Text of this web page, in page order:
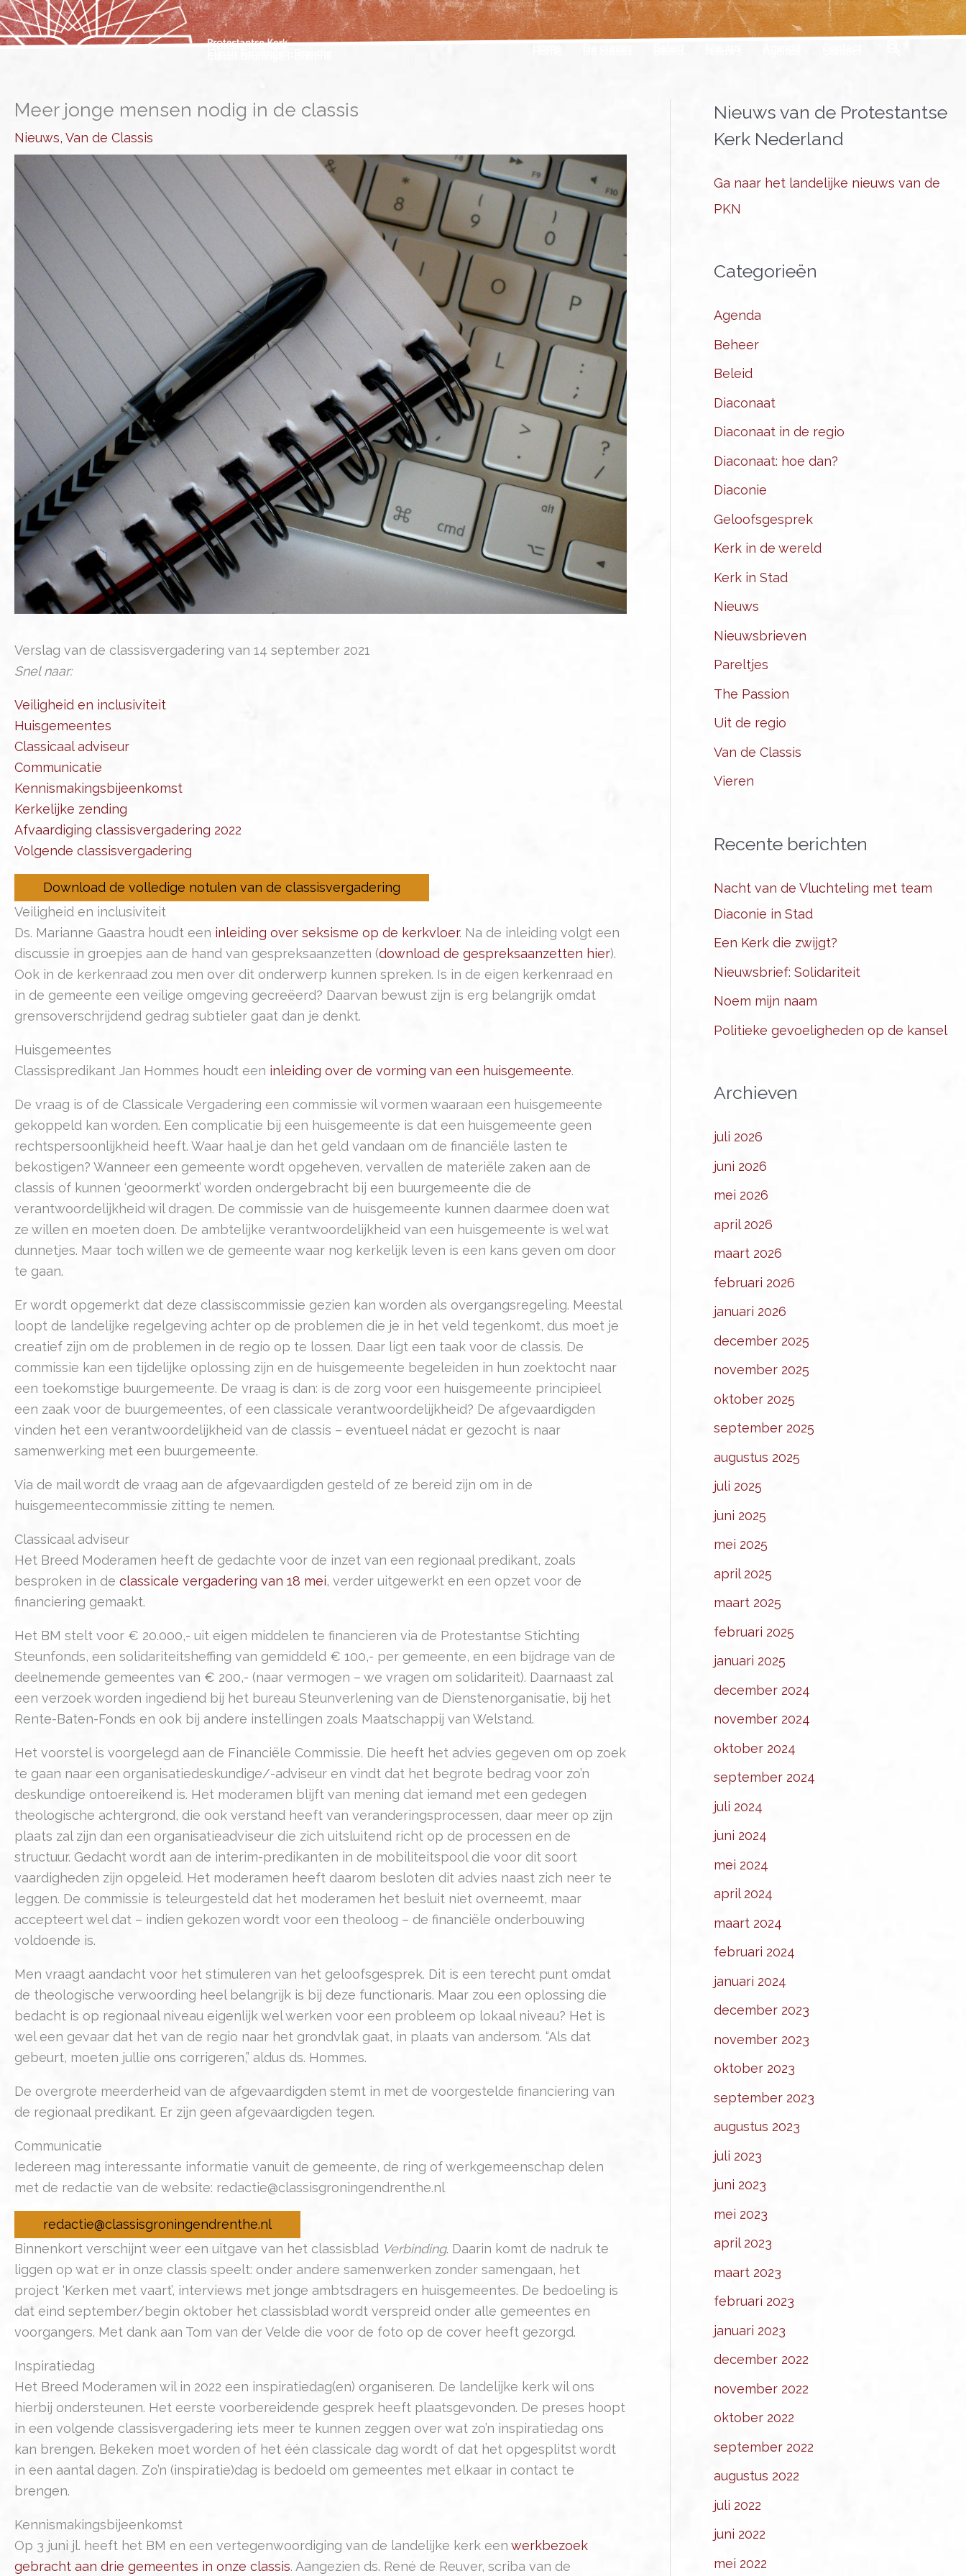
Ga
naar
Meer jonge mensen nodig in de classis
Nieuws, Van de Classis
Verslag van de classisvergadering van 14 september 2021
Snel naar:
Veiligheid en inclusiviteit
Huisgemeentes
Classicaal adviseur
Communicatie
Kennismakingsbijeenkomst
Kerkelijke zending
Afvaardiging classisvergadering 2022
Volgende classisvergadering
Download de volledige notulen van de classisvergadering
Veiligheid en inclusiviteit
Ds. Marianne Gaastra houdt een inleiding over seksisme op de kerkvloer. Na de inleiding volgt een
discussie in groepjes aan de hand van gespreksaanzetten (download de gespreksaanzetten hier).
Ook in de kerkenraad zou men over dit onderwerp kunnen spreken. Is in de eigen kerkenraad en
in de gemeente een veilige omgeving gecreëerd? Daarvan bewust zijn is erg belangrijk omdat
grensoverschrijdend gedrag subtieler gaat dan je denkt.
Huisgemeentes
Classispredikant Jan Hommes houdt een inleiding over de vorming van een huisgemeente.
De vraag is of de Classicale Vergadering een commissie wil vormen waaraan een huisgemeente
gekoppeld kan worden. Een complicatie bij een huisgemeente is dat een huisgemeente geen
rechtspersoonlijkheid heeft. Waar haal je dan het geld vandaan om de financiële lasten te
bekostigen? Wanneer een gemeente wordt opgeheven, vervallen de materiële zaken aan de
classis of kunnen ‘geoormerkt’ worden ondergebracht bij een buurgemeente die de
verantwoordelijkheid wil dragen. De commissie van de huisgemeente kunnen daarmee doen wat
ze willen en moeten doen. De ambtelijke verantwoordelijkheid van een huisgemeente is wel wat
dunnetjes. Maar toch willen we de gemeente waar nog kerkelijk leven is een kans geven om door
te gaan.
Er wordt opgemerkt dat deze classiscommissie gezien kan worden als overgangsregeling. Meestal
loopt de landelijke regelgeving achter op de problemen die je in het veld tegenkomt, dus moet je
creatief zijn om de problemen in de regio op te lossen. Daar ligt een taak voor de classis. De
commissie kan een tijdelijke oplossing zijn en de huisgemeente begeleiden in hun zoektocht naar
een toekomstige buurgemeente. De vraag is dan: is de zorg voor een huisgemeente principieel
een zaak voor de buurgemeentes, of een classicale verantwoordelijkheid? De afgevaardigden
vinden het een verantwoordelijkheid van de classis – eventueel nádat er gezocht is naar
samenwerking met een buurgemeente.
Via de mail wordt de vraag aan de afgevaardigden gesteld of ze bereid zijn om in de
huisgemeentecommissie zitting te nemen.
Classicaal adviseur
Het Breed Moderamen heeft de gedachte voor de inzet van een regionaal predikant, zoals
besproken in de classicale vergadering van 18 mei, verder uitgewerkt en een opzet voor de
financiering gemaakt.
Het BM stelt voor € 20.000,- uit eigen middelen te financieren via de Protestantse Stichting
Steunfonds, een solidariteitsheffing van gemiddeld € 100,- per gemeente, en een bijdrage van de
deelnemende gemeentes van € 200,- (naar vermogen – we vragen om solidariteit). Daarnaast zal
een verzoek worden ingediend bij het bureau Steunverlening van de Dienstenorganisatie, bij het
Rente-Baten-Fonds en ook bij andere instellingen zoals Maatschappij van Welstand.
Het voorstel is voorgelegd aan de Financiële Commissie. Die heeft het advies gegeven om op zoek
te gaan naar een organisatiedeskundige/-adviseur en vindt dat het begrote bedrag voor zo’n
deskundige ontoereikend is. Het moderamen blijft van mening dat iemand met een gedegen
theologische achtergrond, die ook verstand heeft van veranderingsprocessen, daar meer op zijn
plaats zal zijn dan een organisatieadviseur die zich uitsluitend richt op de processen en de
structuur. Gedacht wordt aan de interim-predikanten in de mobiliteitspool die voor dit soort
vaardigheden zijn opgeleid. Het moderamen heeft daarom besloten dit advies naast zich neer te
leggen. De commissie is teleurgesteld dat het moderamen het besluit niet overneemt, maar
accepteert wel dat – indien gekozen wordt voor een theoloog – de financiële onderbouwing
voldoende is.
Men vraagt aandacht voor het stimuleren van het geloofsgesprek. Dit is een terecht punt omdat
de theologische verwoording heel belangrijk is bij deze functionaris. Maar zou een oplossing die
bedacht is op regionaal niveau eigenlijk wel werken voor een probleem op lokaal niveau? Het is
wel een gevaar dat het van de regio naar het grondvlak gaat, in plaats van andersom. “Als dat
gebeurt, moeten jullie ons corrigeren,” aldus ds. Hommes.
De overgrote meerderheid van de afgevaardigden stemt in met de voorgestelde financiering van
de regionaal predikant. Er zijn geen afgevaardigden tegen.
Communicatie
Iedereen mag interessante informatie vanuit de gemeente, de ring of werkgemeenschap delen
met de redactie van de website: redactie@classisgroningendrenthe.nl
redactie@classisgroningendrenthe.nl
Binnenkort verschijnt weer een uitgave van het classisblad Verbinding. Daarin komt de nadruk te
liggen op wat er in onze classis speelt: onder andere samenwerken zonder samengaan, het
project ‘Kerken met vaart’, interviews met jonge ambtsdragers en huisgemeentes. De bedoeling is
dat eind september/begin oktober het classisblad wordt verspreid onder alle gemeentes en
voorgangers. Met dank aan Tom van der Velde die voor de foto op de cover heeft gezorgd.
Inspiratiedag
Het Breed Moderamen wil in 2022 een inspiratiedag(en) organiseren. De landelijke kerk wil ons
hierbij ondersteunen. Het eerste voorbereidende gesprek heeft plaatsgevonden. De preses hoopt
in een volgende classisvergadering iets meer te kunnen zeggen over wat zo’n inspiratiedag ons
kan brengen. Bekeken moet worden of het één classicale dag wordt of dat het opgesplitst wordt
in een aantal dagen. Zo’n (inspiratie)dag is bedoeld om gemeentes met elkaar in contact te
brengen.
Kennismakingsbijeenkomst
Op 3 juni jl. heeft het BM en een vertegenwoordiging van de landelijke kerk een werkbezoek
gebracht aan drie gemeentes in onze classis. Aangezien ds. René de Reuver, scriba van de
Nieuws van de Protestantse
Kerk Nederland
Ga naar het landelijke nieuws van de
PKN
Categorieën
Agenda
Beheer
Beleid
Diaconaat
Diaconaat in de regio
Diaconaat: hoe dan?
Diaconie
Geloofsgesprek
Kerk in de wereld
Kerk in Stad
Nieuws
Nieuwsbrieven
Pareltjes
The Passion
Uit de regio
Van de Classis
Vieren
Recente berichten
Nacht van de Vluchteling met team
Diaconie in Stad
Een Kerk die zwijgt?
Nieuwsbrief: Solidariteit
Noem mijn naam
Politieke gevoeligheden op de kansel
Archieven
juli 2026
juni 2026
mei 2026
april 2026
maart 2026
februari 2026
januari 2026
december 2025
november 2025
oktober 2025
september 2025
augustus 2025
juli 2025
juni 2025
mei 2025
april 2025
maart 2025
februari 2025
januari 2025
december 2024
november 2024
oktober 2024
september 2024
juli 2024
juni 2024
mei 2024
april 2024
maart 2024
februari 2024
januari 2024
december 2023
november 2023
oktober 2023
september 2023
augustus 2023
juli 2023
juni 2023
mei 2023
april 2023
maart 2023
februari 2023
januari 2023
december 2022
november 2022
oktober 2022
september 2022
augustus 2022
juli 2022
juni 2022
mei 2022